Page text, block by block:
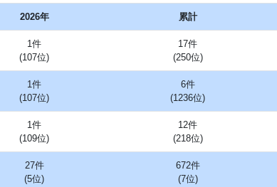
2026年 累計
1件
(107位)
17件
(250位)
1件
(107位)
6件
(1236位)
1件
(109位)
12件
(218位)
27件
(5位)
672件
(7位)